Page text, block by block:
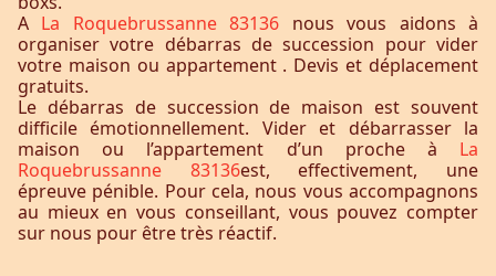
A La Roquebrussanne 83136 nous vous aidons à
organiser votre débarras de succession pour vider
votre maison ou appartement . Devis et déplacement
gratuits.
Le débarras de succession de maison est souvent
difficile émotionnellement. Vider et débarrasser la
maison ou l’appartement d’un proche à La
Roquebrussanne 83136est, effectivement, une
épreuve pénible. Pour cela, nous vous accompagnons
au mieux en vous conseillant, vous pouvez compter
sur nous pour être très réactif.